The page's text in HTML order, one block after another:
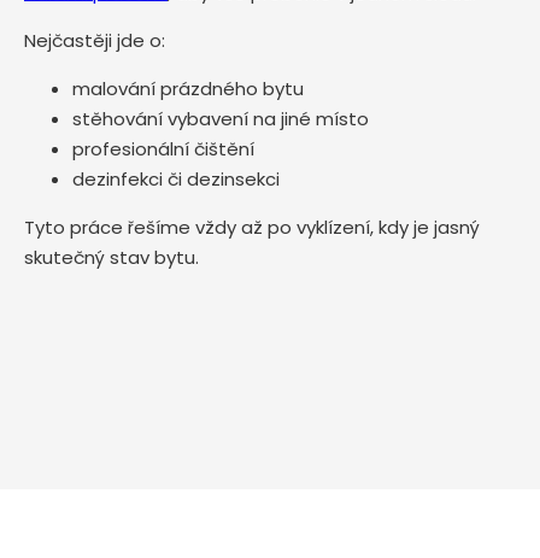
Nejčastěji jde o:
malování prázdného bytu
stěhování vybavení na jiné místo
profesionální čištění
dezinfekci či dezinsekci
Tyto práce řešíme vždy až po vyklízení, kdy je jasný
skutečný stav bytu.